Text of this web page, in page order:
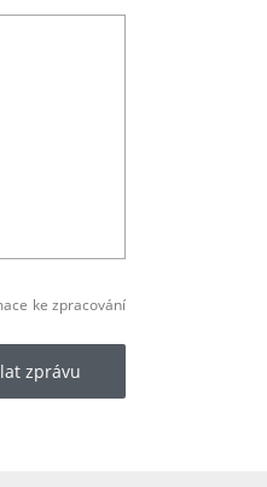
ke zpracování
zprávu